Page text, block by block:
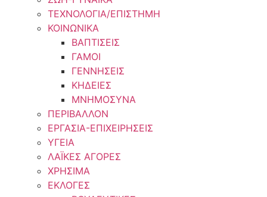
ΤΕΧΝΟΛΟΓΙΑ/ΕΠΙΣΤΗΜΗ
ΚΟΙΝΩΝΙΚΑ
ΒΑΠΤΙΣΕΙΣ
ΓΑΜΟΙ
ΓΕΝΝΗΣΕΙΣ
ΚΗΔΕΙΕΣ
ΜΝΗΜΟΣΥΝΑ
ΠΕΡΙΒΑΛΛΟΝ
ΕΡΓΑΣΙΑ-ΕΠΙΧΕΙΡΗΣΕΙΣ
ΥΓΕΙΑ
ΛΑΪΚΕΣ ΑΓΟΡΕΣ
ΧΡΗΣΙΜΑ
ΕΚΛΟΓΕΣ